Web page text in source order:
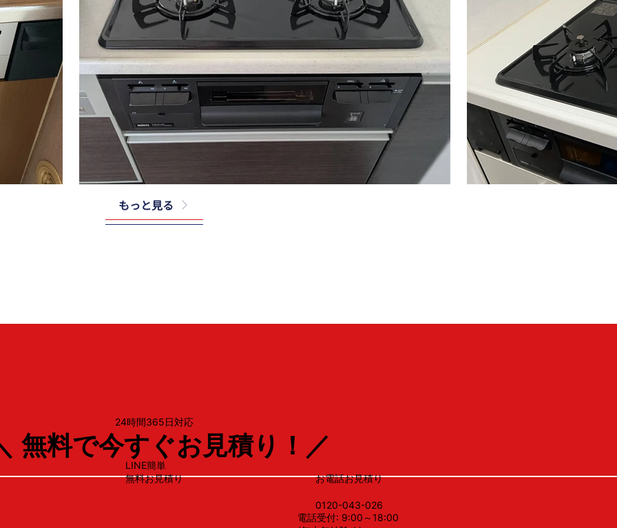
もっと見る
LINE簡単
無料お見積り
0120-043-026
お電話お見積り
電話受付: 9:00～18:00
無料で今すぐお見積り！／
24時間365日対応